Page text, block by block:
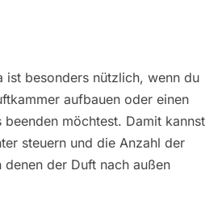
ist besonders nützlich, wenn du
aufbauen oder einen
beenden möchtest. Damit kannst
steuern und die Anzahl der
denen der Duft nach außen